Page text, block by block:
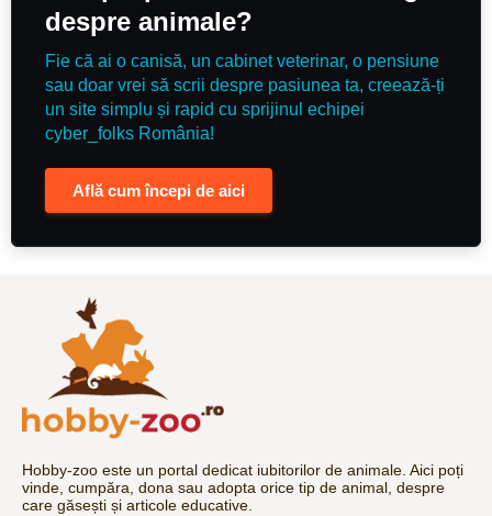
despre animale?
Fie că ai o canisă, un cabinet veterinar, o pensiune
sau doar vrei să scrii despre pasiunea ta, creează-ți
un site simplu și rapid cu sprijinul echipei
cyber_folks România!
Află cum începi de aici
Hobby-zoo este un portal dedicat iubitorilor de animale. Aici poți
vinde, cumpăra, dona sau adopta orice tip de animal, despre
care găsești și articole educative.